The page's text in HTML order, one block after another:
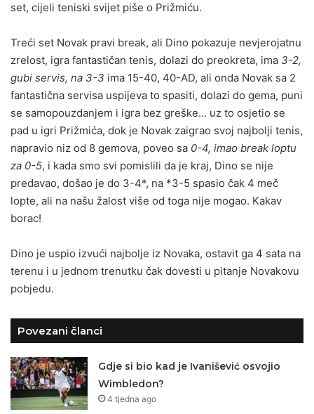
set, cijeli teniski svijet piše o Prižmiću.
Treći set Novak pravi break, ali Dino pokazuje nevjerojatnu
zrelost, igra fantastičan tenis, dolazi do preokreta, ima 3-2,
gubi servis, na 3-3 ima 15-40, 40-AD, ali onda Novak sa 2
fantastična servisa uspijeva to spasiti, dolazi do gema, puni
se samopouzdanjem i igra bez greške… uz to osjetio se
pad u igri Prižmića, dok je Novak zaigrao svoj najbolji tenis,
napravio niz od 8 gemova, poveo sa 0-4, imao break loptu
za 0-5, i kada smo svi pomislili da je kraj, Dino se nije
predavao, došao je do 3-4*, na *3-5 spasio čak 4 meč
lopte, ali na našu žalost više od toga nije mogao. Kakav
borac!
Dino je uspio izvući najbolje iz Novaka, ostavit ga 4 sata na
terenu i u jednom trenutku čak dovesti u pitanje Novakovu
pobjedu.
Povezani članci
Gdje si bio kad je Ivanišević osvojio
Wimbledon?
4 tjedna ago